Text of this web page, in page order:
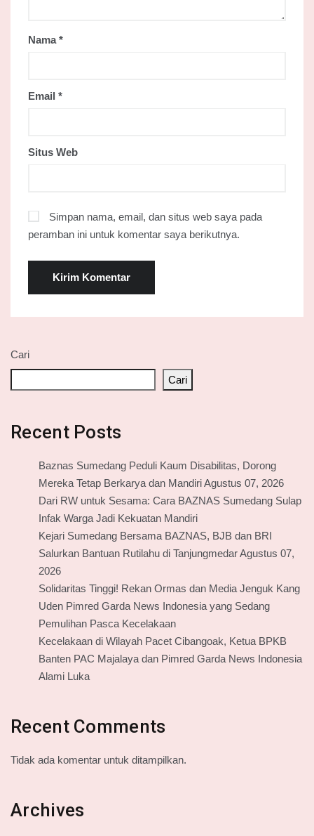
Nama*
Email *
Situs Web
Simpan nama, email, dan situs web saya pada
peramban ini untuk komentar saya berikutnya.
Cari
Cari
Recent Posts
Baznas Sumedang Peduli Kaum Disabilitas, Dorong
Mereka Tetap Berkarya dan Mandiri Agustus 07, 2026
Dari RW untuk Sesama: Cara BAZNAS Sumedang Sulap
Infak Warga Jadi Kekuatan Mandiri
Kejari Sumedang Bersama BAZNAS, BJB dan BRI
Salurkan Bantuan Rutilahu di Tanjungmedar Agustus 07,
2026
Solidaritas Tinggi! Rekan Ormas dan Media Jenguk Kang
Uden Pimred Garda News Indonesia yang Sedang
Pemulihan Pasca Kecelakaan
Kecelakaan di Wilayah Pacet Cibangoak, Ketua BPKB
Banten PAC Majalaya dan Pimred Garda News Indonesia
Alami Luka
Recent Comments
Tidak ada komentar untuk ditampilkan.
Archives